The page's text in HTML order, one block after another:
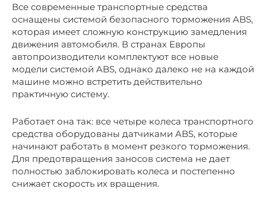
Все современные транспортные средства
оснащены системой безопасного торможения ABS,
которая имеет сложную конструкцию замедления
движения автомобиля. В странах Европы
автопроизводители комплектуют все новые
модели системой ABS, однако далеко не на каждой
машине можно встретить действительно
практичную систему.
Работает она так: все четыре колеса транспортного
средства оборудованы датчиками ABS, которые
начинают работать в момент резкого торможения.
Для предотвращения заносов система не дает
полностью заблокировать колеса и постепенно
снижает скорость их вращения.